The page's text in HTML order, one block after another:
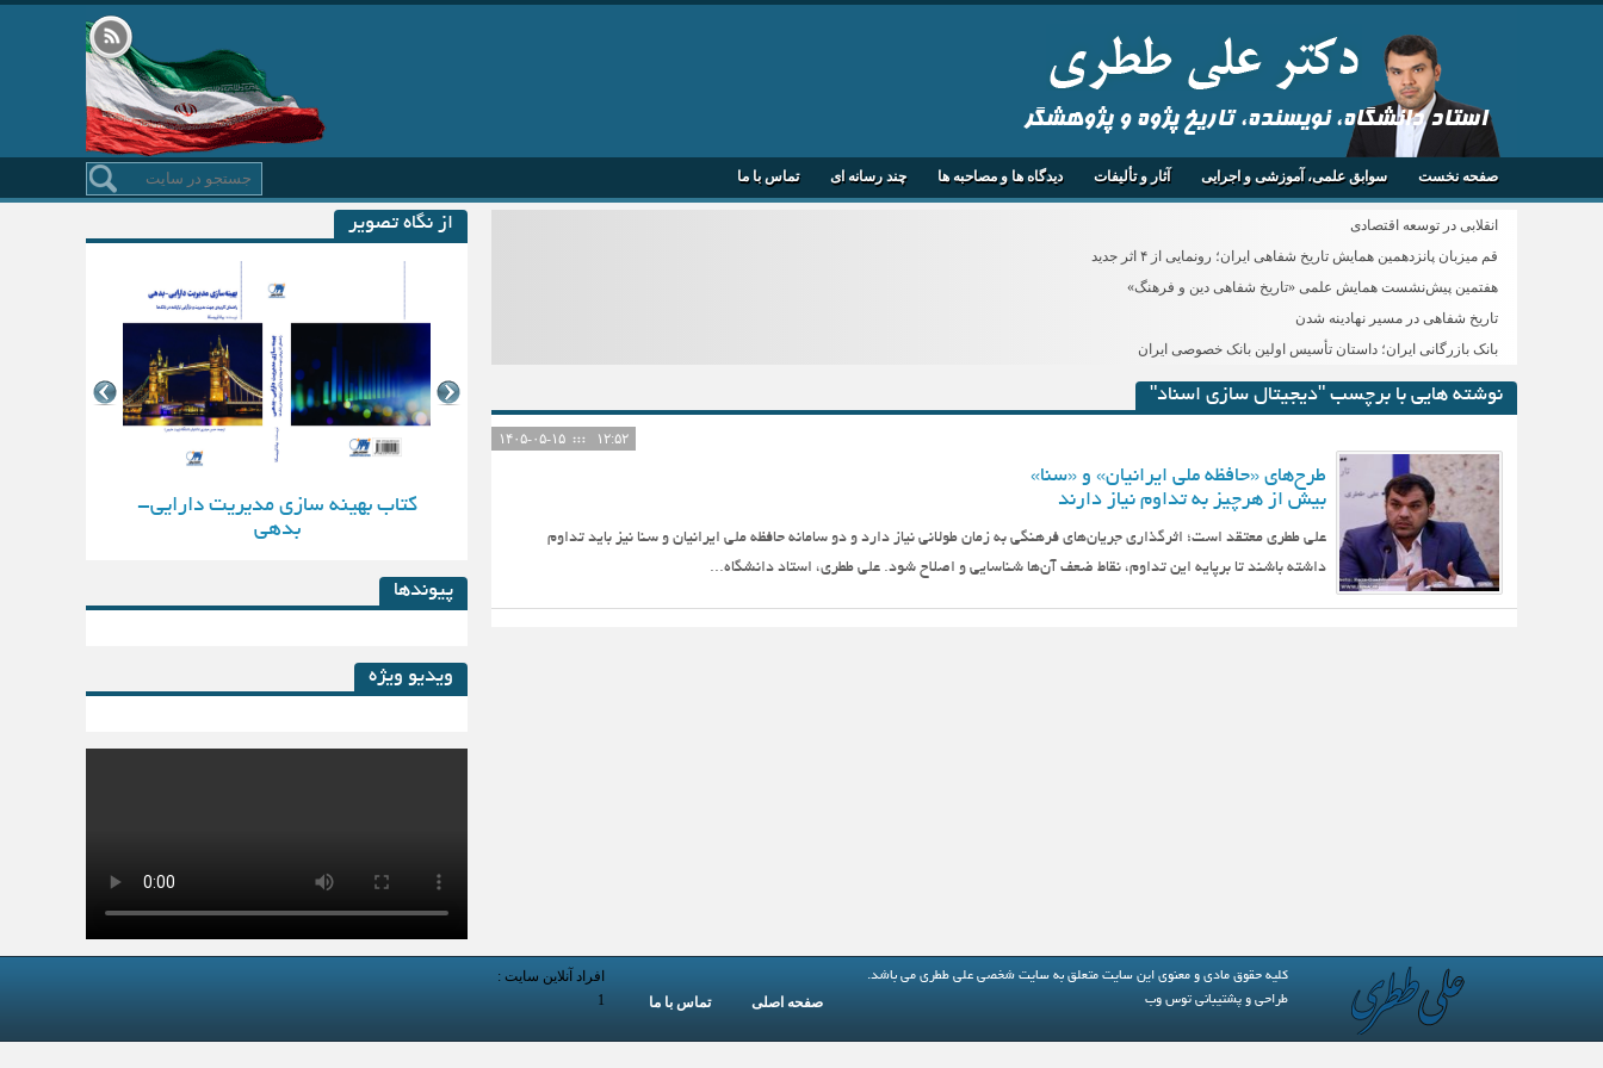
استاد دانشگاه، نویسنده، تاریخ پژوه و پژوهشگر
صفحه نخست سوابق علمی، آموزشی و اجرایی آثار و تألیفات دیدگاه ها و مصاحبه ها چند رسانه ای تماس با ما
انقلابی در توسعه اقتصادی
قم میزبان پانزدهمین همایش تاریخ شفاهی ایران؛ رونمایی از ۴ اثر جدید
هفتمین پیش‌نشست همایش علمی «تاریخ شفاهی دین و فرهنگ»
تاریخ شفاهی در مسیر نهادینه شدن
بانک بازرگانی ایران؛ داستان تأسیس اولین بانک خصوصی ایران
نوشته هایی با برچسب "دیجیتال سازی اسناد"
۱۲:۵۲
طرح‌های «حافظه ملی ایرانیان» و «سنا»
بیش از هرچیز به تداوم نیاز دارند
علی ططری معتقد است؛ اثرگذاری جریان‌های فرهنگی به زمان طولانی نیاز دارد و دو سامانه حافظه ملی ایرانیان و سنا نیز باید تداوم
داشته باشند تا برپایه این تداوم، نقاط ضعف آن‌ها شناسایی و اصلاح شود. علی ططری، استاد دانشگاه...
از نگاه تصویر
کتاب بهینه سازی مدیریت دارایی-
بدهی
پیوندها
ویدیو ویژه
کلیه حقوق مادی و معنوی این سایت متعلق به سایت شخصی علی ططری می باشد.
طراحی و پشتیبانی توس وب صفحه اصلی تماس با ما
افراد آنلاین سایت :
1